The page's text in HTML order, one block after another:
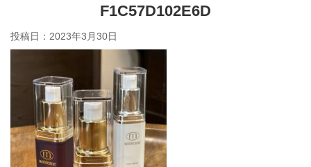
F1C57D102E6D
投稿日： 2023年3月30日